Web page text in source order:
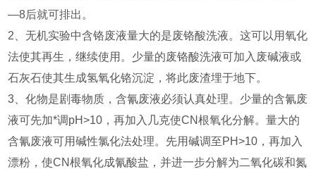
—8后就可排出。
2、无机实验中含铬废液量大的是废铬酸洗液。这可以用氧化
法使其再生，继续使用。少量的废铬酸洗液可加入废碱液或
石灰石使其生成氢氧化铬沉淀，将此废渣埋于地下。
3、化物是剧毒物质，含氰废液必须认真处理。少量的含氰废
液可先加*调pH>10，再加入几克使CN根氧化分解。量大的
含氰废液可用碱性氯化法处理。先用碱调至PH>10，再加入
漂粉，使CN根氧化成氰酸盐，并进一步分解为二氧化碳和氮